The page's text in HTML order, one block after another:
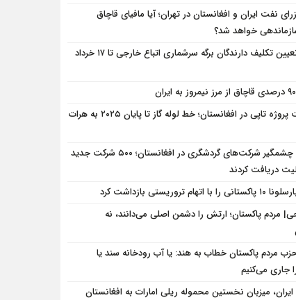
نفت ایران و افغانستان در تهران؛ آیا مافیای قاچاق
خواهد شد؟
مهلت تعیین تکلیف دارندگان برگه سرشماری اتباع خارجی تا ۱۷ خرداد
پیشرفت پروژه تاپی در افغانستان؛ خط لوله گاز تا پایان ۲۰۲۵ به هرات
افزایش چشمگیر شرکت‌های گردشگری در افغانستان؛ ۵۰۰ شرکت جدید
دریافت کردند
تروریستی بازداشت کرد
مردم پاکستان؛ ارتش را دشمن اصلی می‌دانند، نه
مردم پاکستان خطاب به هند: یا آب رودخانه سند یا
جاری می‌کنیم
میزبان نخستین محموله ریلی امارات به افغانستان